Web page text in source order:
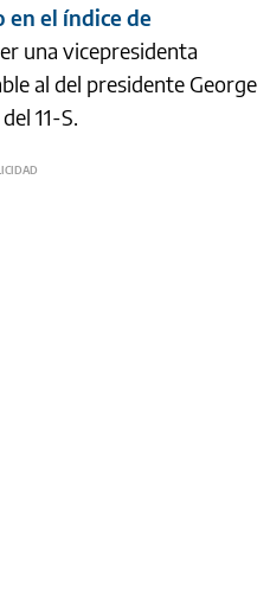
en el índice de
una vicepresidenta
al del presidente George
11-S.